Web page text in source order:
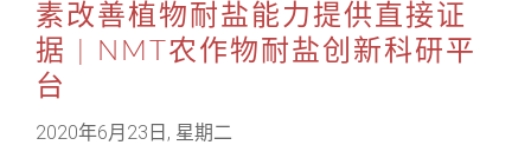
素改善植物耐盐能力提供直接证
据 | NMT农作物耐盐创新科研平
台
2020年6月23日, 星期二